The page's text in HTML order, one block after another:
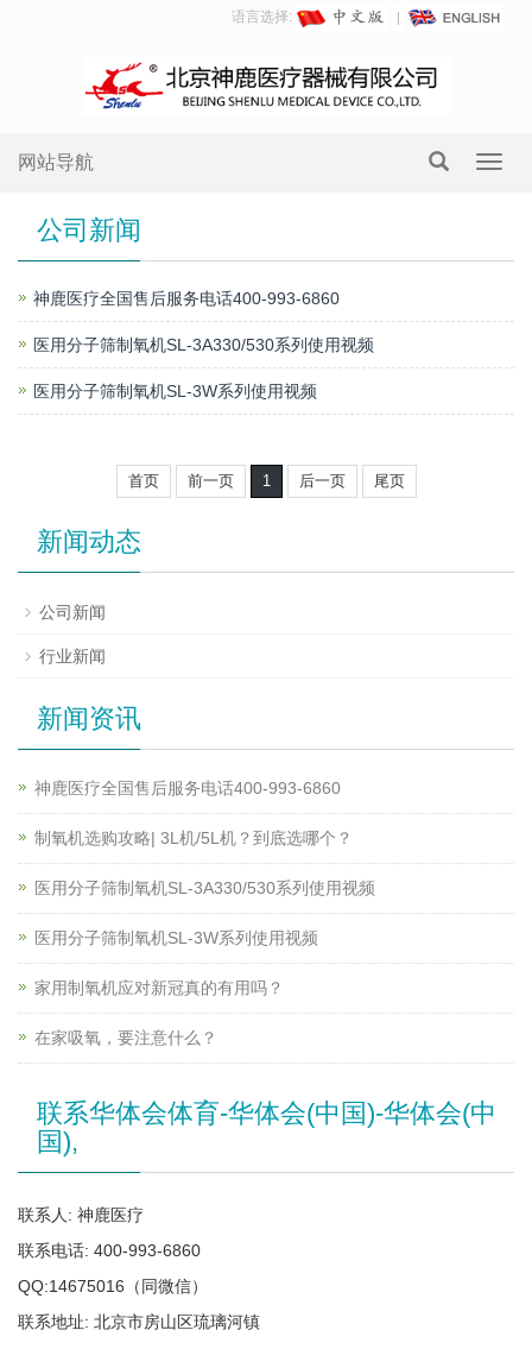
语言选择:
网站导航
公司新闻
神鹿医疗全国售后服务电话400-993-6860
医用分子筛制氧机SL-3A330/530系列使用视频
医用分子筛制氧机SL-3W系列使用视频
首页 前一页 1 后一页 尾页
新闻动态
公司新闻
行业新闻
新闻资讯
神鹿医疗全国售后服务电话400-993-6860
制氧机选购攻略| 3L机/5L机？到底选哪个？
医用分子筛制氧机SL-3A330/530系列使用视频
医用分子筛制氧机SL-3W系列使用视频
家用制氧机应对新冠真的有用吗？
在家吸氧，要注意什么？
联系华体会体育-华体会(中国)-华体会(中
国),
联系人: 神鹿医疗
联系电话: 400-993-6860
QQ:14675016（同微信）
联系地址: 北京市房山区琉璃河镇